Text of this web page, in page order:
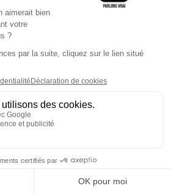
affaire du voile islamique à
Laurence Péraud
Le Grand Matin Week-End